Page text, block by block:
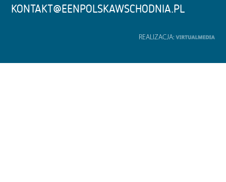
KONTAKT@EENPOLSKAWSCHODNIA.PL
REALIZACJA: